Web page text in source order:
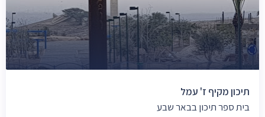
תיכון מקיף ז' עמל
בית ספר תיכון בבאר שבע